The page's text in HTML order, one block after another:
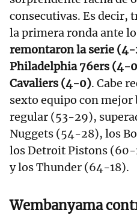
consecutivas. Es decir,
la primera ronda ante
remontaron la serie
Philadelphia 76ers (4-
Cavaliers (4-0). Cabe
sexto equipo con mejor
regular (53-29),
Nuggets (54-28), los
los Detroit Pistons
y los Thunder (64-18).
Wembanyama